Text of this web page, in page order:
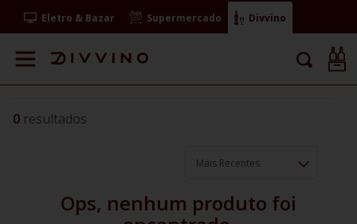
Eletro & Bazar Supermercado Divvino
0
Mais Recentes